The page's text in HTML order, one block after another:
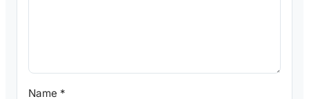
Name *